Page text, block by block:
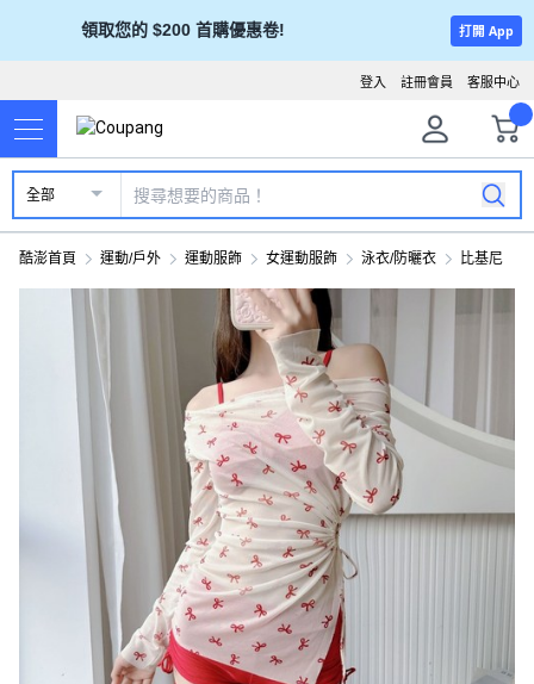
領取您的 $200 首購優惠卷! 打開 App
客服中心
註冊會員
登入
全部
酷澎首頁 運動/戶外 運動服飾 女運動服飾 泳衣/防曬衣 比基尼